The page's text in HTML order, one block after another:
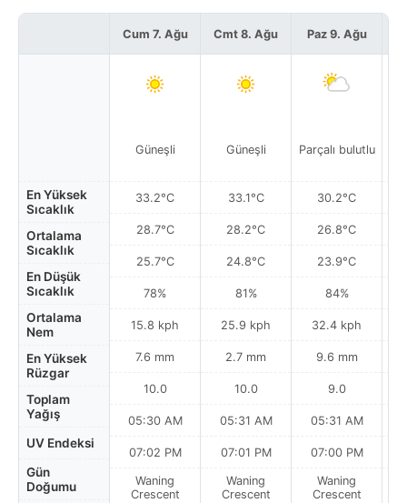
En Yüksek
Sıcaklık
Ortalama
Sıcaklık
En Düşük
Sıcaklık
Ortalama
Nem
En Yüksek
Rüzgar
Toplam
Yağış
UV Endeksi
Gün
Doğumu
Cum 7. Ağu
Güneşli
33.2°C
28.7°C
25.7°C
78%
15.8 kph
7.6 mm
10.0
05:30 AM
07:02 PM
Waning
Crescent
Cmt 8. Ağu
Güneşli
33.1°C
28.2°C
24.8°C
81%
25.9 kph
2.7 mm
10.0
05:31 AM
07:01 PM
Waning
Crescent
Paz 9. Ağu
Parçalı bulutlu
30.2°C
26.8°C
23.9°C
84%
32.4 kph
9.6 mm
9.0
05:31 AM
07:00 PM
Waning
Crescent